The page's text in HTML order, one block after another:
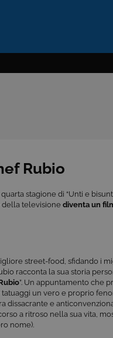
Rubio
stagione di “Unti e
della televisione diventa un
street-food, sfidando i
racconta la sua storia
”. Un appuntamento che
un vero e proprio
dissacrante e
a ritroso nella sua vita,
nome).